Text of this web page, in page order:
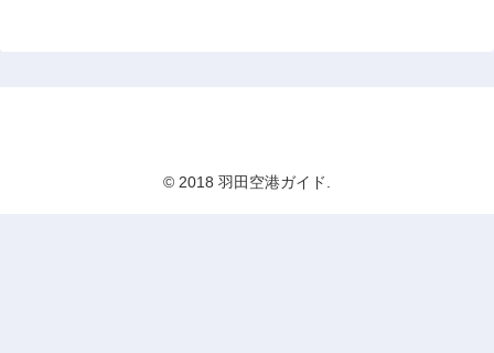
© 2018 羽田空港ガイド.